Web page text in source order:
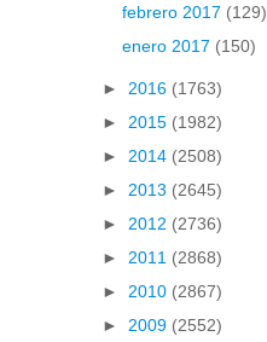
febrero 2017 (129)
enero 2017 (150)
► 2016 (1763)
► 2015 (1982)
► 2014 (2508)
► 2013 (2645)
► 2012 (2736)
► 2011 (2868)
► 2010 (2867)
► 2009 (2552)